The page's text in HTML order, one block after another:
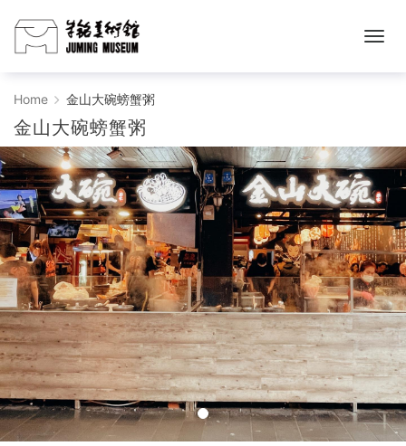
金
山
大
碗
螃
蟹
粥
-
朱
铭
Home 金山大碗螃蟹粥
金山大碗螃蟹粥